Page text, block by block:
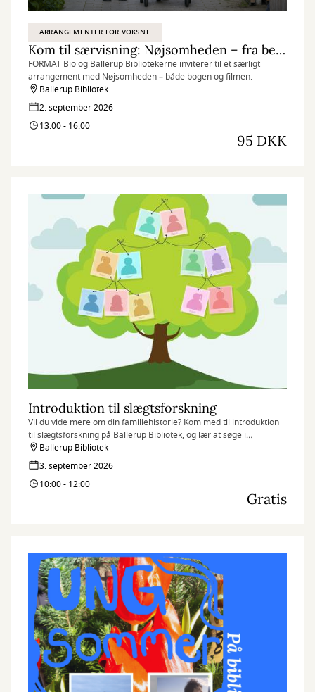
ARRANGEMENTER FOR VOKSNE
Kom til særvisning: Nøjsomheden – fra bestseller til biografoplevelse
FORMAT Bio og Ballerup Bibliotekerne inviterer til et særligt
arrangement med Nøjsomheden – både bogen og filmen.
Ballerup Bibliotek
2. september 2026
13:00 - 16:00
95 DKK
Introduktion til slægtsforskning
Vil du vide mere om din familiehistorie? Kom med til introduktion
til slægtsforskning på Ballerup Bibliotek, og lær at søge i
databaser, finde dine aner og komme godt i gang med dit
stamtræ.
Ballerup Bibliotek
3. september 2026
10:00 - 12:00
Gratis